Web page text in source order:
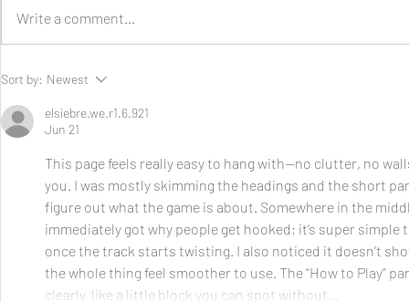
Pilihan Ban yang Tepat untuk
Kendaraan Niaga
Write a comment...
Sort by: Newest
elsiebre.we.r1.6.921
Jun 21
This page feels really easy to hang with—no clutter, no
you. I was mostly skimming the headings and the short
figure out what the game is about. Somewhere in the
immediately got why people get hooked; it’s super
once the track starts twisting. I also noticed it doesn’t
the whole thing feel smoother to use. The “How to Play”
clearly, like a little block you can spot without…